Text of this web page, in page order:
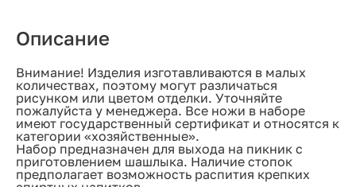
Описание
Внимание! Изделия изготавливаются в малых
количествах, поэтому могут различаться
рисунком или цветом отделки. Уточняйте
пожалуйста у менеджера. Все ножи в наборе
имеют государственный сертификат и относятся к
категории «хозяйственные».
Набор предназначен для выхода на пикник с
приготовлением шашлыка. Наличие стопок
предполагает возможность распития крепких